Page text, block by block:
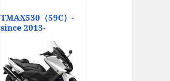
TMAX530（59C）-
since 2013-